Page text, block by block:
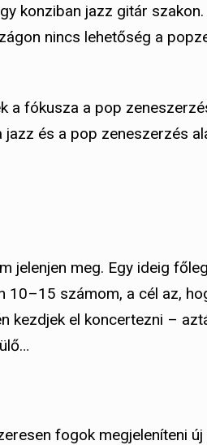
konziban jazz gitár
nincs lehetőség a
a fókusza a pop
és a pop zeneszerzés
jelenjen meg. Egy ideig
10–15 számom, a cél az,
kezdjek el koncertezni –
fogok megjeleníteni